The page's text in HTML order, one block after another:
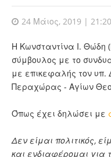
24 Μάιος, 2019 | 21:20
Η Κωνσταντίνα Ι. Θώδη
σύμβουλος με το
με επικεφαλής τον υπ.
Περαχώρας - Αγίων
Όπως έχει δηλώσει με
Δεν είμαι πολιτικός,
και ενδιαφέρομαι για